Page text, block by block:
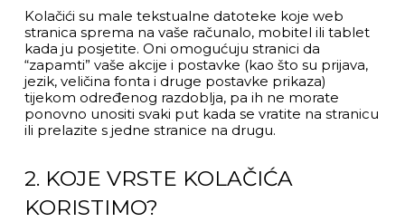
Kolačići su male tekstualne datoteke koje web
stranica sprema na vaše računalo, mobitel ili tablet
kada ju posjetite. Oni omogućuju stranici da
“zapamti” vaše akcije i postavke (kao što su prijava,
jezik, veličina fonta i druge postavke prikaza)
tijekom određenog razdoblja, pa ih ne morate
ponovno unositi svaki put kada se vratite na stranicu
ili prelazite s jedne stranice na drugu.
2. KOJE VRSTE KOLAČIĆA
KORISTIMO?